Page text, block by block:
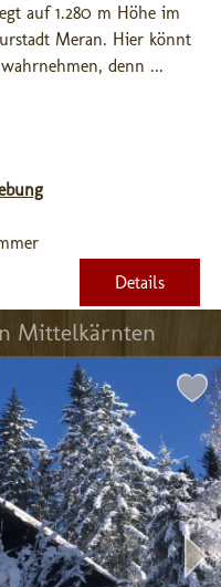
auf 1.280 m Höhe im
Meran. Hier könnt
denn ...
Details
Mittelkärnten